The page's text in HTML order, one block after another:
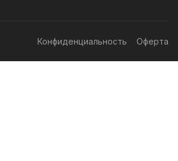
Конфиденциальность Оферта